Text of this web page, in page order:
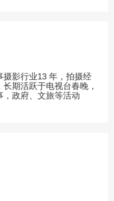
摄影行业13 年，拍摄经
长期活跃于电视台春晚，
，政府、文旅等活动